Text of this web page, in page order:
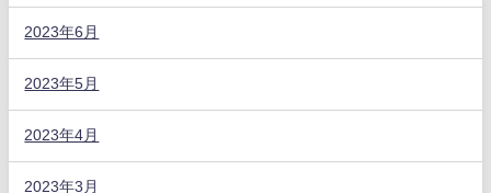
2023年6月
2023年5月
2023年4月
2023年3月